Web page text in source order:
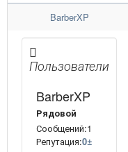
BarberXP
Пользователи
BarberXP
Рядовой
Сообщений:1
Репутация:0±